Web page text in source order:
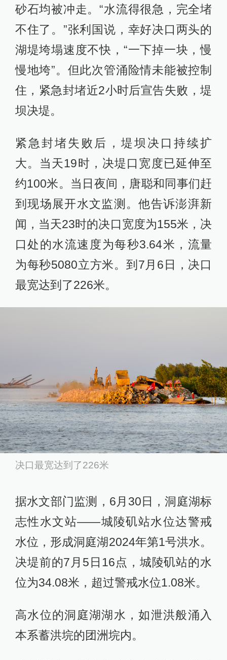
砂石均被冲走。“水流得很急，完全堵
不住了。”张利国说，幸好决口两头的
湖堤垮塌速度不快，“一下掉一块，慢
慢地垮”。但此次管涌险情未能被控制
住，紧急封堵近2小时后宣告失败，堤
坝决堤。
紧急封堵失败后，堤坝决口持续扩
大。当天19时，决堤口宽度已延伸至
约100米。当日夜间，唐聪和同事们赶
到现场展开水文监测。他告诉澎湃新
闻，当天23时的决口宽度为155米，决
口处的水流速度为每秒3.64米，流量
为每秒5080立方米。到7月6日，决口
最宽达到了226米。
决口最宽达到了226米
据水文部门监测，6月30日，洞庭湖标
志性水文站——城陵矶站水位达警戒
水位，形成洞庭湖2024年第1号洪水。
决堤前的7月5日16点，城陵矶站的水
位为34.08米，超过警戒水位1.08米。
高水位的洞庭湖湖水，如泄洪般涌入
本系蓄洪垸的团洲垸内。